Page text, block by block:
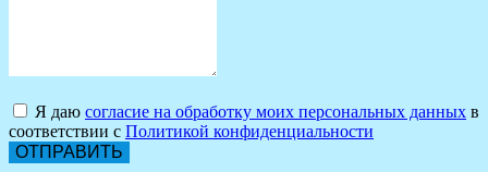
Я даю согласие на обработку моих персональных данных в
соответствии с Политикой конфиденциальности
ОТПРАВИТЬ